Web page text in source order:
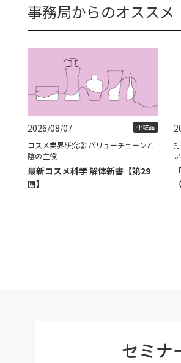
事務局からのオススメ
2026/08/07 化粧品
コスメ業界研究② バリューチェーンと
陰の主役
最新コスメ科学 解体新書【第29
回】
セミナ